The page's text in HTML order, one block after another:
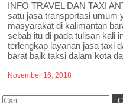
INFO TRAVEL DAN TAXI
satu jasa transportasi umum
masyarakat di kalimantan
sebab itu di pada tulisan kali
terlengkap layanan jasa taxi
barat baik taksi dalam kota
November 16, 2018